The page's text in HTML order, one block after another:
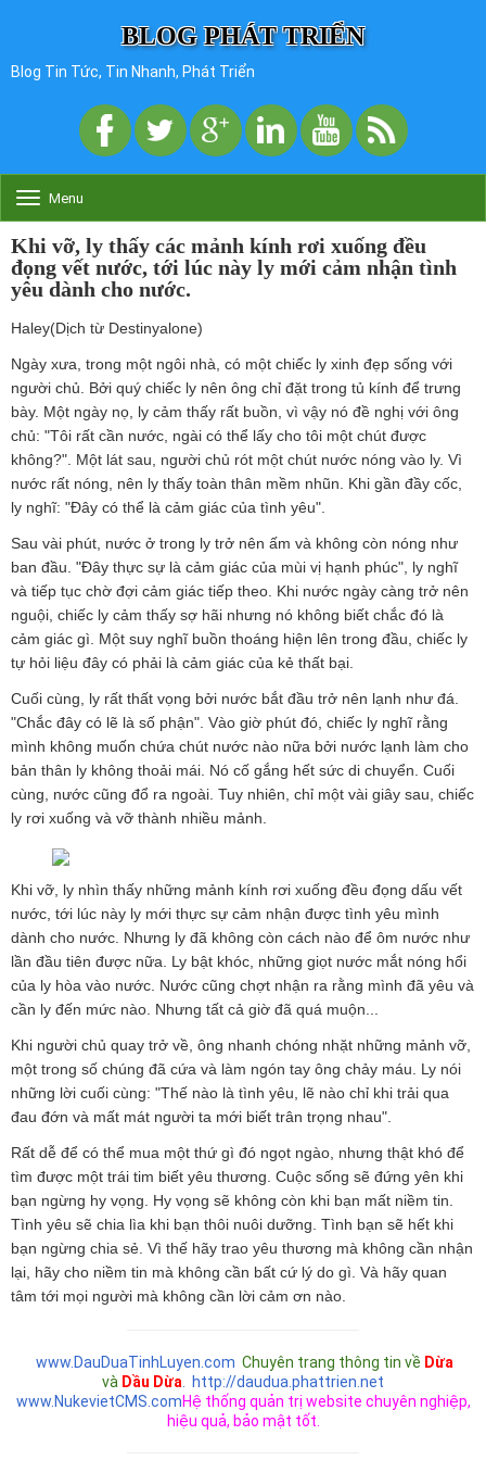
BLOG PHÁT TRIỂN
Blog Tin Tức, Tin Nhanh, Phát Triển
o
g
g
l
g
a
t
i
n
Menu
Khi vỡ, ly thấy các mảnh kính rơi xuống đều
đọng vết nước, tới lúc này ly mới cảm nhận tình
yêu dành cho nước.
Haley(Dịch từ Destinyalone)
Ngày xưa, trong một ngôi nhà, có một chiếc ly xinh đẹp sống với
người chủ. Bởi quý chiếc ly nên ông chỉ đặt trong tủ kính để trưng
bày. Một ngày nọ, ly cảm thấy rất buồn, vì vậy nó đề nghị với ông
chủ: "Tôi rất cần nước, ngài có thể lấy cho tôi một chút được
không?". Một lát sau, người chủ rót một chút nước nóng vào ly. Vì
nước rất nóng, nên ly thấy toàn thân mềm nhũn. Khi gần đầy cốc,
ly nghĩ: "Đây có thể là cảm giác của tình yêu".
Sau vài phút, nước ở trong ly trở nên ấm và không còn nóng như
ban đầu. "Đây thực sự là cảm giác của mùi vị hạnh phúc", ly nghĩ
và tiếp tục chờ đợi cảm giác tiếp theo. Khi nước ngày càng trở nên
nguội, chiếc ly cảm thấy sợ hãi nhưng nó không biết chắc đó là
cảm giác gì. Một suy nghĩ buồn thoáng hiện lên trong đầu, chiếc ly
tự hỏi liệu đây có phải là cảm giác của kẻ thất bại.
Cuối cùng, ly rất thất vọng bởi nước bắt đầu trở nên lạnh như đá.
"Chắc đây có lẽ là số phận". Vào giờ phút đó, chiếc ly nghĩ rằng
mình không muốn chứa chút nước nào nữa bởi nước lạnh làm cho
bản thân ly không thoải mái. Nó cố gắng hết sức di chuyển. Cuối
cùng, nước cũng đổ ra ngoài. Tuy nhiên, chỉ một vài giây sau, chiếc
ly rơi xuống và vỡ thành nhiều mảnh.
Khi vỡ, ly nhìn thấy những mảnh kính rơi xuống đều đọng dấu vết
nước, tới lúc này ly mới thực sự cảm nhận được tình yêu mình
dành cho nước. Nhưng ly đã không còn cách nào để ôm nước như
lần đầu tiên được nữa. Ly bật khóc, những giọt nước mắt nóng hổi
của ly hòa vào nước. Nước cũng chợt nhận ra rằng mình đã yêu và
cần ly đến mức nào. Nhưng tất cả giờ đã quá muộn...
Khi người chủ quay trở về, ông nhanh chóng nhặt những mảnh vỡ,
một trong số chúng đã cứa và làm ngón tay ông chảy máu. Ly nói
những lời cuối cùng: "Thế nào là tình yêu, lẽ nào chỉ khi trải qua
đau đớn và mất mát người ta mới biết trân trọng nhau".
Rất dễ để có thể mua một thứ gì đó ngọt ngào, nhưng thật khó để
tìm được một trái tim biết yêu thương. Cuộc sống sẽ đứng yên khi
bạn ngừng hy vọng. Hy vọng sẽ không còn khi bạn mất niềm tin.
Tình yêu sẽ chia lìa khi bạn thôi nuôi dưỡng. Tình bạn sẽ hết khi
bạn ngừng chia sẻ. Vì thế hãy trao yêu thương mà không cần nhận
lại, hãy cho niềm tin mà không cần bất cứ lý do gì. Và hãy quan
tâm tới mọi người mà không cần lời cảm ơn nào.
www.DauDuaTinhLuyen.com Chuyên trang thông tin về Dừa
và Dầu Dừa
http://daudua.phattrien.net
www.NukevietCMS.comHệ thống quản trị website chuyên nghiệp,
hiệu quả, bảo mật tốt.